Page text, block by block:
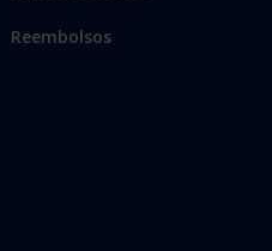
Reembolsos